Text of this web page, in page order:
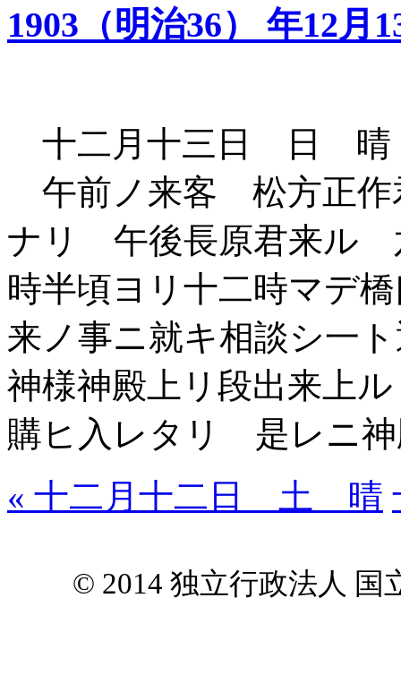
1903（明治36） 年12月
十二月十三日 日 晴
午前ノ来客 松方正
ナリ 午後長原君来ル
時半頃ヨリ十二時マデ
来ノ事ニ就キ相談シ一
神様神殿上リ段出来上
購ヒ入レタリ 是レニ神
« 十二月十二日 土 晴
© 2014 独立行政法人 国